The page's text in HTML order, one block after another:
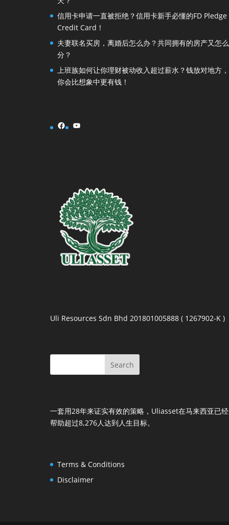
信用卡申请一直被拒绝？信用卡新手必懂的FD Pledge
Credit Card！
夫妻联名买房，离婚后怎么办？共同拥有的房产又怎么
分？
上班族如何让你理财被动收入超过薪水？钱放对地方，
你会比想象中更有钱！
FacebookYouTube
Uli Resources Sdn Bhd 201801005888 ( 1267902-K )
一套用28年来证实有效的策略，Uliasset在马来西亚已经
帮助超过8,276人达到人生目标。
Terms & Conditions
Disclaimer